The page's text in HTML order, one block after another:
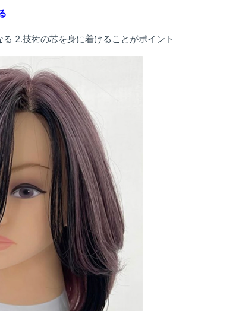
2.技術の芯を身に着けることがポイント